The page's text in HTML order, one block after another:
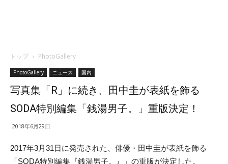
トップ PhotoGallery
PhotoGallery ニュース 国内
写真集「R」に続き、田中圭が表紙を飾る
SODA特別編集「銭湯男子。」重版決定！
2018年6月29日
2017年3月31日に発売された、俳優・田中圭が表紙を飾る
「SODA特別編集『銭湯男子。』」の重版が決定した。